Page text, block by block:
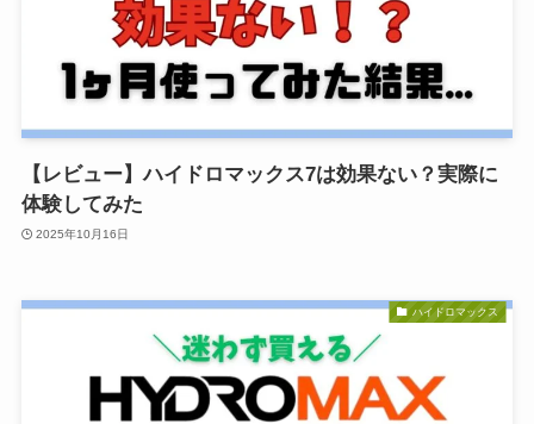
【レビュー】ハイドロマックス7は効果ない？実際に
体験してみた
2025年10月16日
ハイドロマックス